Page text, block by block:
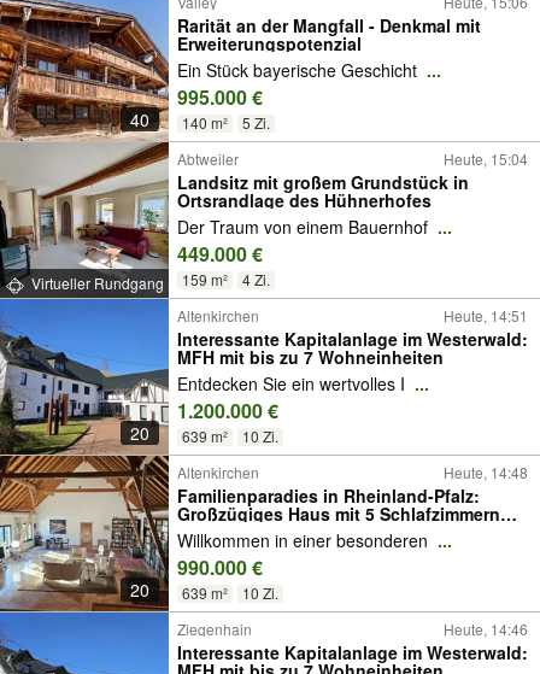
40
Rarität an der Mangfall - Denkmal mit
Erweiterungspotenzial
Ein Stück bayerische Geschicht ...
995.000 €
140 m² 5 Zi.
Virtueller Rundgang
Abtweiler Heute, 15:04
Landsitz mit großem Grundstück in
Ortsrandlage des Hühnerhofes
Der Traum von einem Bauernhof ...
449.000 €
159 m² 4 Zi.
20
Altenkirchen Heute, 14:51
Interessante Kapitalanlage im Westerwald:
MFH mit bis zu 7 Wohneinheiten
Entdecken Sie ein wertvolles I ...
1.200.000 €
639 m² 10 Zi.
20
Altenkirchen Heute, 14:48
Familienparadies in Rheinland-Pfalz:
Großzügiges Haus mit 5 Schlafzimmern
und Garten
Willkommen in einer besonderen ...
990.000 €
639 m² 10 Zi.
Ziegenhain Heute, 14:46
Interessante Kapitalanlage im Westerwald: